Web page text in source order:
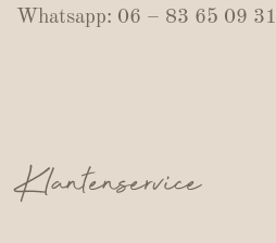
Whatsapp: 06 – 83 65 09 31
Klantenservice